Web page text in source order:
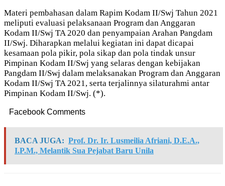
Materi pembahasan dalam Rapim Kodam II/Swj Tahun 2021
meliputi evaluasi pelaksanaan Program dan Anggaran
Kodam II/Swj TA 2020 dan penyampaian Arahan Pangdam
II/Swj. Diharapkan melalui kegiatan ini dapat dicapai
kesamaan pola pikir, pola sikap dan pola tindak unsur
Pimpinan Kodam II/Swj yang selaras dengan kebijakan
Pangdam II/Swj dalam melaksanakan Program dan Anggaran
Kodam II/Swj TA 2021, serta terjalinnya silaturahmi antar
Pimpinan Kodam II/Swj. (*).
Facebook Comments
BACA JUGA: Prof. Dr. Ir. Lusmeilia Afriani, D.E.A.,
I.P.M., Melantik Sua Pejabat Baru Unila